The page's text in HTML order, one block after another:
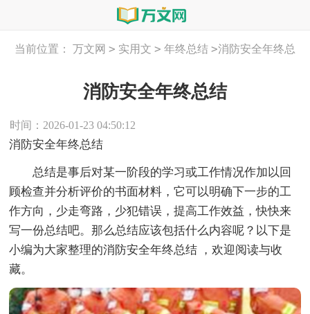
当前位置： 万文网 > 实用文 > 年终总结 >消防安全年终总
消防安全年终总结
时间：2026-01-23 04:50:12
消防安全年终总结
总结是事后对某一阶段的学习或工作情况作加以回
顾检查并分析评价的书面材料，它可以明确下一步的工
作方向，少走弯路，少犯错误，提高工作效益，快快来
写一份总结吧。那么总结应该包括什么内容呢？以下是
小编为大家整理的消防安全年终总结 ，欢迎阅读与收
藏。